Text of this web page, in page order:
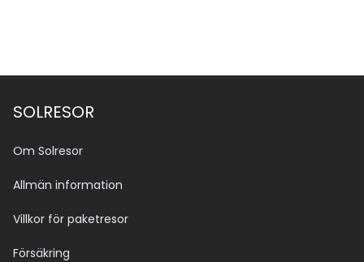
SOLRESOR
Om Solresor
Allmän information
Villkor för paketresor
Försäkring